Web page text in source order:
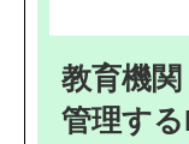
教育機関
管理す